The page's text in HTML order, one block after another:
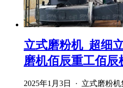
立式磨粉机_超细
磨机佰辰重工佰辰
2025年1月3日 · 立式磨粉